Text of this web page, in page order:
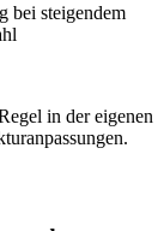
bei steigendem
in der eigenen